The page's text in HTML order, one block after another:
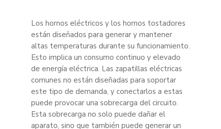
Los hornos eléctricos y los hornos tostadores
están diseñados para generar y mantener
altas temperaturas durante su funcionamiento.
Esto implica un consumo continuo y elevado
de energía eléctrica. Las zapatillas eléctricas
comunes no están diseñadas para soportar
este tipo de demanda, y conectarlos a estas
puede provocar una sobrecarga del circuito.
Esta sobrecarga no solo puede dañar el
aparato, sino que también puede generar un